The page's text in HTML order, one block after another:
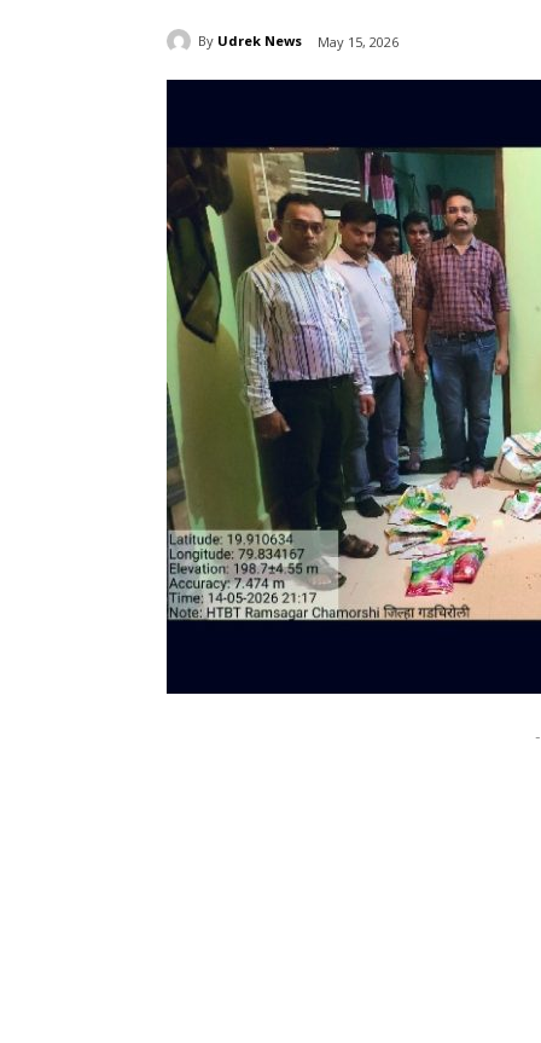
By Udrek News May 15, 2026